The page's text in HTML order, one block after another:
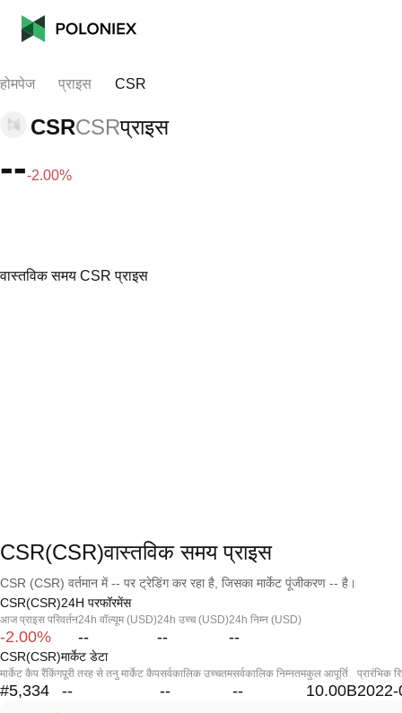
होमपेज प्राइस CSR
CSRCSRप्राइस
---2.00%
वास्तविक समय CSR प्राइस
CSR(CSR)वास्तविक समय प्राइस
CSR (CSR) वर्तमान में -- पर ट्रेडिंग कर रहा है, जिसका मार्केट पूंजीकरण -- है।
CSR(CSR)24H परफॉरमेंस
आज प्राइस परिवर्तन
-2.00%
24h वॉल्यूम (USD)
--
24h उच्च (USD)
--
24h निम्न (USD)
--
CSR(CSR)मार्केट डेटा
मार्केट कैप रैंकिंग
#5,334
पूरी तरह से तनु मार्केट कैप
--
सर्वकालिक उच्चतम
--
सर्वकालिक निम्नतम
--
कुल आपूर्ति
10.00B
प्रारंभिक